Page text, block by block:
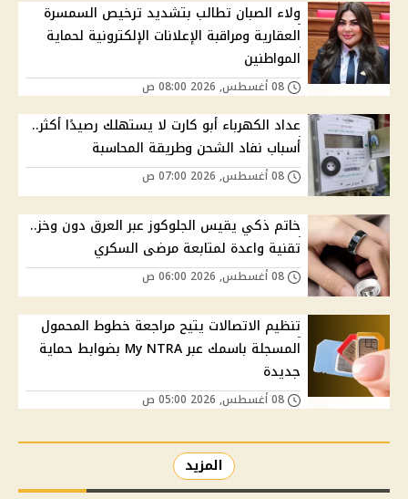
ولاء الصبان تطالب بتشديد ترخيص السمسرة
العقارية ومراقبة الإعلانات الإلكترونية لحماية
المواطنين
عداد الكهرباء أبو كارت لا يستهلك رصيدًا أكثر..
أسباب نفاد الشحن وطريقة المحاسبة
خاتم ذكي يقيس الجلوكوز عبر العرق دون وخز..
تقنية واعدة لمتابعة مرضى السكري
تنظيم الاتصالات يتيح مراجعة خطوط المحمول
المسجلة باسمك عبر My NTRA بضوابط حماية
جديدة
المزيد